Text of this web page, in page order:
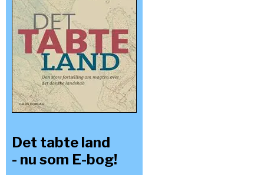
Det tabte land
- nu som E-bog!